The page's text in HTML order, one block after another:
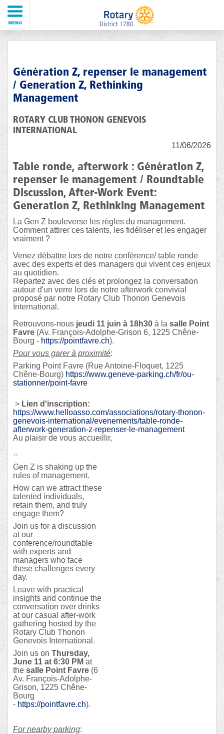
Génération Z, repenser le management
/ Generation Z, Rethinking
Management
ROTARY CLUB THONON GENEVOIS
INTERNATIONAL
11/06/2026
Table ronde, afterwork : Génération Z,
repenser le management / Roundtable
Discussion, After-Work Event:
Generation Z, Rethinking Management
La Gen Z bouleverse les règles du management.
Comment attirer ces talents, les fidéliser et les engager
vraiment ?
Venez débattre lors de notre conférence/ table ronde
avec des experts et des managers qui vivent ces enjeux
au quotidien.
Repartez avec des clés et prolongez la conversation
autour d'un verre lors de notre afterwork convivial
proposé par notre Rotary Club Thonon Genevois
International.
Retrouvons-nous jeudi 11 juin à 18h30 à la salle Point
Favre (Av. François-Adolphe-Grison 6, 1225 Chêne-
Bourg - https://pointfavre.ch).
Pour vous garer à proximité:
Parking Point Favre (Rue Antoine-Floquet, 1225
Chêne-Bourg) https://www.geneve-parking.ch/fr/ou-
stationner/point-favre
> Lien d'inscription:
https://www.helloasso.com/associations/rotary-thonon-
genevois-international/evenements/table-ronde-
afterwork-generation-z-repenser-le-management
Au plaisir de vous accueillir,
--
Gen Z is shaking up the
rules of management.
How can we attract these
talented individuals,
retain them, and truly
engage them?
Join us for a discussion
at our
conference/roundtable
with experts and
managers who face
these challenges every
day.
Leave with practical
insights and continue the
conversation over drinks
at our casual after-work
gathering hosted by the
Rotary Club Thonon
Genevois International.
Join us on Thursday,
June 11 at 6:30 PM at
the salle Point Favre (6
Av. François-Adolphe-
Grison, 1225 Chêne-
Bourg
- https://pointfavre.ch).
For nearby parking: